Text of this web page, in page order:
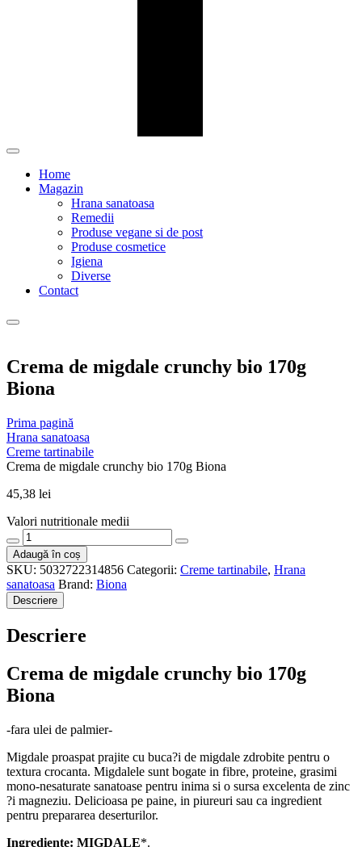
Home
Magazin
Hrana sanatoasa
Remedii
Produse vegane si de post
Produse cosmetice
Igiena
Diverse
Contact
Crema de migdale crunchy bio 170g
Biona
Prima pagină
Hrana sanatoasa
Creme tartinabile
Crema de migdale crunchy bio 170g Biona
45,38 lei
Valori nutritionale medii
Cantitate
Crema
de
migdale
crunchy
bio
Biona
Adaugă în coș
SKU: 5032722314856 Categorii: Creme tartinabile, Hrana
sanatoasa Brand: Biona
Descriere
Descriere
Crema de migdale crunchy bio 170g
Biona
-fara ulei de palmier-
Migdale proaspat prajite cu buca?i de migdale zdrobite pentru o
textura crocanta. Migdalele sunt bogate in fibre, proteine, grasimi
mono-nesaturate sanatoase pentru inima si o sursa excelenta de zinc
?i magneziu. Delicioasa pe paine, in piureuri sau ca ingredient
pentru prepararea deserturilor.
Ingrediente: MIGDALE*.